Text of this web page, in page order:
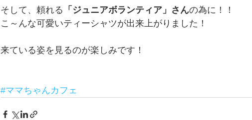
そして、頼れる 「ジュニアボランティア」さんの為に！！
こ～んな可愛いティーシャツが出来上がりました！
来ている姿を見るのが楽しみです！
#ママちゃんカフェ